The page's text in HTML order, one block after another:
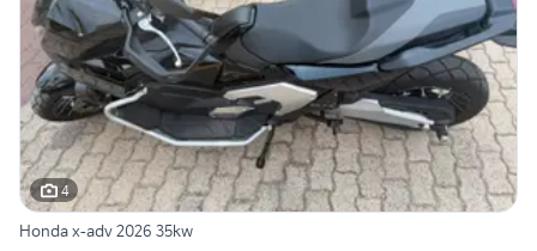
4
Honda x-adv 2026 35kw